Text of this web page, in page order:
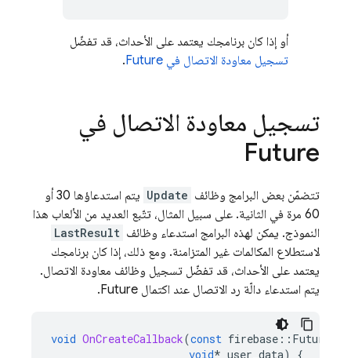
أو إذا كان برنامجك يعتمد على الأحداث، قد تفضّل
تسجيل معاودة الاتصال في Future
.
تسجيل معاودة الاتصال في
Future
تتضمّن بعض البرامج وظائف Update
يتم استدعاؤها 30 أو
60 مرة في الثانية. على سبيل المثال، تتّبع العديد من الألعاب هذا
النموذج. يمكن لهذه البرامج استدعاء وظائف LastResult
لاستطلاع المكالمات غير المتزامنة. ومع ذلك، إذا كان برنامجك
يعتمد على الأحداث، قد تفضّل تسجيل وظائف معاودة الاتصال.
يتم استدعاء دالّة رد الاتصال عند اكتمال Future.
void OnCreateCallback(const firebase ::
void* user_data)
{